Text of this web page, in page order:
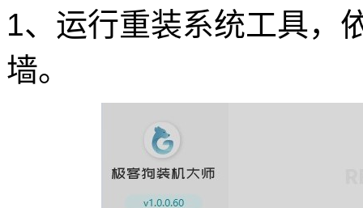
1、运行重装系统工具，
墙。